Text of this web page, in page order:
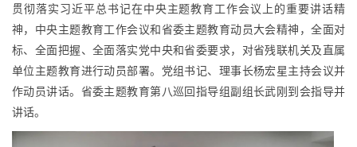
贯彻落实习近平总书记在中央主题教育工作会议上的重要讲话精
神，中央主题教育工作会议和省委主题教育动员大会精神，全面对
标、全面把握、全面落实党中央和省委要求，对省残联机关及直属
单位主题教育进行动员部署。党组书记、理事长杨宏星主持会议并
作动员讲话。省委主题教育第八巡回指导组副组长武刚到会指导并
讲话。